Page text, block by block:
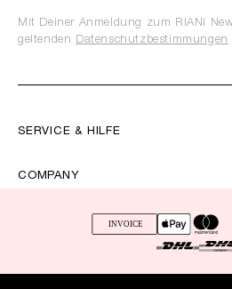
SERVICE & HILFE
COMPANY
Mit Deiner Anmeldung zum RIANI
geltenden Datenschutzbestimmungen